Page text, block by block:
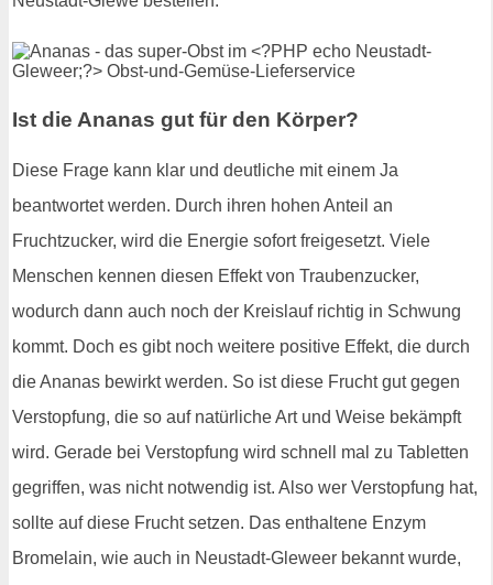
Ist die Ananas gut für den Körper?
Diese Frage kann klar und deutliche mit einem Ja
beantwortet werden. Durch ihren hohen Anteil an
Fruchtzucker, wird die Energie sofort freigesetzt. Viele
Menschen kennen diesen Effekt von Traubenzucker,
wodurch dann auch noch der Kreislauf richtig in Schwung
kommt. Doch es gibt noch weitere positive Effekt, die durch
die Ananas bewirkt werden. So ist diese Frucht gut gegen
Verstopfung, die so auf natürliche Art und Weise bekämpft
wird. Gerade bei Verstopfung wird schnell mal zu Tabletten
gegriffen, was nicht notwendig ist. Also wer Verstopfung hat,
sollte auf diese Frucht setzen. Das enthaltene Enzym
Bromelain, wie auch in Neustadt-Gleweer bekannt wurde,